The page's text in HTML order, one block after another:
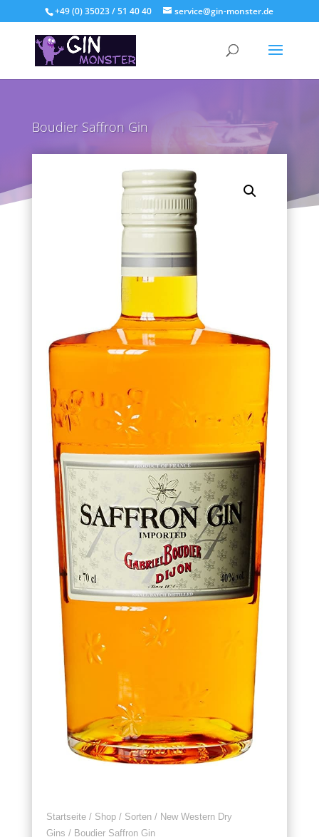
+49 (0) 35023 / 51 40 40 service@gin-monster.de
Boudier Saffron Gin
Startseite/ Shop/ Sorten/ New Western Dry
Gins / Boudier Saffron Gin